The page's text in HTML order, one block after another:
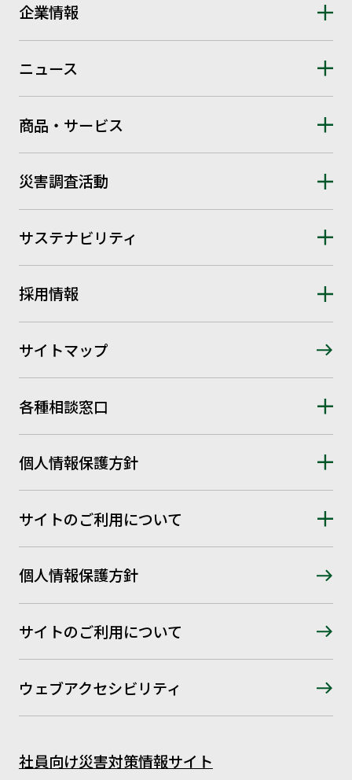
企業情報
ニュース
商品・サービス
災害調査活動
サステナビリティ
採用情報
サイトマップ
各種相談窓口
個人情報保護方針
サイトのご利用について
個人情報保護方針
サイトのご利用について
ウェブアクセシビリティ
社員向け災害対策情報サイト